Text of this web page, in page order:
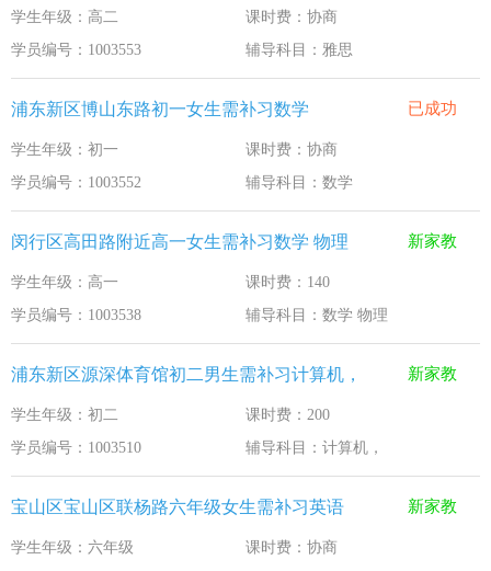
全国教师管理信息系统明年启用
学生年级：高二
课时费：协商
学员编号：1003553
辅导科目：雅思
浦东新区博山东路初一女生需补习数学 已成功
学生年级：初一
课时费：协商
学员编号：1003552
辅导科目：数学
闵行区高田路附近高一女生需补习数学 物理 新家教
学生年级：高一
课时费：140
学员编号：1003538
辅导科目：数学 物理
浦东新区源深体育馆初二男生需补习计算机， 新家教
学生年级：初二
课时费：200
学员编号：1003510
辅导科目：计算机，
宝山区宝山区联杨路六年级女生需补习英语 新家教
学生年级：六年级
课时费：协商